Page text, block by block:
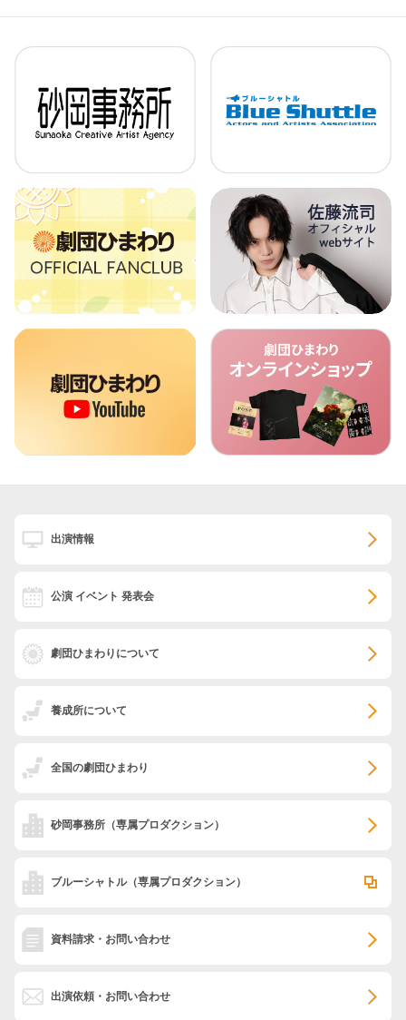
出演情報
公演 イベント 発表会
劇団ひまわりについて
養成所について
全国の劇団ひまわり
砂岡事務所 （専属プロダクション）
ブルーシャトル（専属プロダクション）
資料請求・お問い合わせ
出演依頼・お問い合わせ